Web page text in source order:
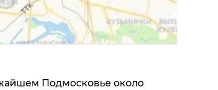
Подмосковье около